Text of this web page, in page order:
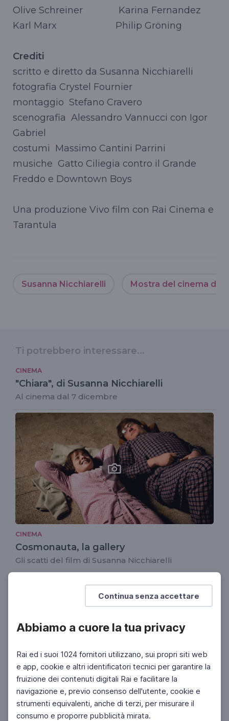
Continua senza accettare
Abbiamo a cuore la tua privacy
Rai ed i suoi 1024 fornitori utilizzano, sui propri siti web
e app, cookie e altri identificatori tecnici per garantire la
fruizione dei contenuti digitali Rai e facilitare la
navigazione e, previo consenso dell'utente, cookie e
strumenti equivalenti, anche di terzi, per misurare il
consumo e proporre pubblicità mirata.
Olive Schreiner Karina Fernandez
Karl Marx Philip Gröning
Crediti
scritto e diretto da Susanna Nicchiarelli
fotografia Crystel Fournier
montaggio Stefano Cravero
scenografia Alessandro Vannucci con Igor
Gabriel
costumi Massimo Cantini Parrini
musiche Gatto Ciliegia contro il Grande
Freddo e Downtown Boys
Una produzione Vivo film con Rai Cinema e
Tarantula
Susanna Nicchiarelli Mostra del cinema di
Ti potrebbero interessare...
CINEMA
"Chiara", di Susanna Nicchiarelli
Al cinema dal 7 dicembre
CINEMA
Cosmonauta, la gallery
Gli scatti del film di Susanna Nicchiarelli
"Femminile, plurale", l'ondata femminile
del cinema italiano
In Israele la terza tappa del tour promosso da
Cinecittà
"Nico, 1988", figlia inquieta del
dopoguerra tedesco
Storia di una bellezza autodistruttiva